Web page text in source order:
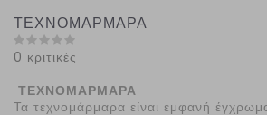
ΤΕΧΝΟΜΑΡΜΑΡΑ
0 κριτικές
ΤΕΧΝΟΜΑΡΜΑΡΑ
Τα τεχνομάρμαρα είναι εμφανή